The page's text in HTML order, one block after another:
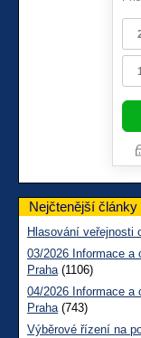
Nejčtenější články
Hlasování veřejnosti
03/2026 Informace a
Praha(1106)
04/2026 Informace a
Praha(743)
Výběrové řízení na